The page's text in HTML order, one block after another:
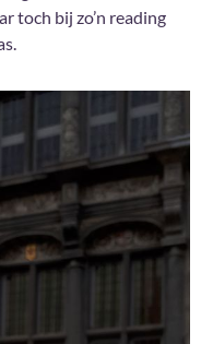
toch bij zo’n reading